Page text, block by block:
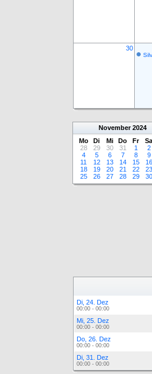
30
November 2024
Mo
Di Mi Do Fr Sa
28
29 30 31 1 2
4
5 6 7 8 9
11
12 13 14 15 16
18
19 20 21 22 23
25
26 27 28 29 30
Di, 24. Dez
00:00 - 00:00
Mi, 25. Dez
00:00 - 00:00
Do, 26. Dez
00:00 - 00:00
Di, 31. Dez
00:00 - 00:00